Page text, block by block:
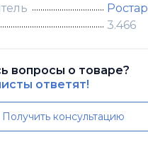
Ростар
3.466
вопросы о товаре?
ответят!
Получить консультацию